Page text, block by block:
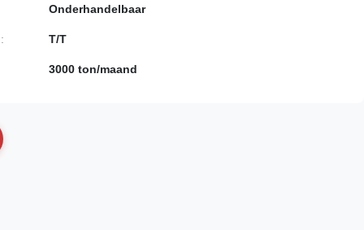
Onderhandelbaar
T/T
3000 ton/maand